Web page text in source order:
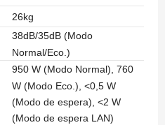
26kg
38dB/35dB (Modo
Normal/Eco.)
950 W (Modo Normal), 760
W (Modo Eco.), <0,5 W
(Modo de espera), <2 W
(Modo de espera LAN)